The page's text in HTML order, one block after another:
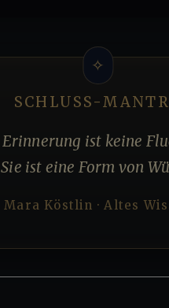
SCHLUSS-
Erinnerung ist keine
Sie ist eine Form von
Mara Köstlin · Altes